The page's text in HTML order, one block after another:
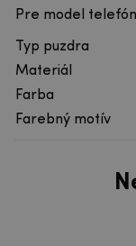
Pre model
Typ puzdra
Materiál
Farba
Farebný motív